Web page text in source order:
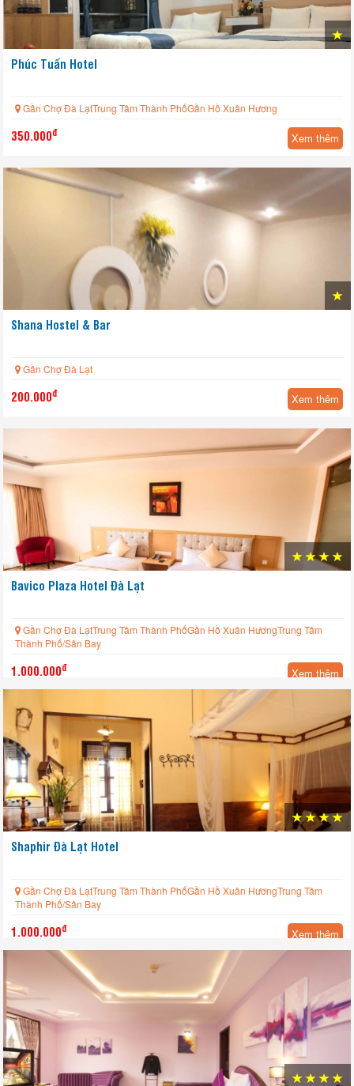
Phúc Tuấn Hotel
Gần Chợ Đà LạtTrung Tâm Thành PhốGần Hồ Xuân Hương
350.000đ Xem thêm
Shana Hostel & Bar
Gần Chợ Đà Lạt
200.000đ Xem thêm
Bavico Plaza Hotel Đà Lạt
Gần Chợ Đà LạtTrung Tâm Thành PhốGần Hồ Xuân HươngTrung Tâm
Thành Phố/Sân Bay
1.000.000đ Xem thêm
Shaphir Đà Lạt Hotel
Gần Chợ Đà LạtTrung Tâm Thành PhốGần Hồ Xuân HươngTrung Tâm
Thành Phố/Sân Bay
1.000.000đ Xem thêm